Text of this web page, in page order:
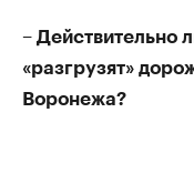
– Действительно
«разгрузят»
Воронежа?